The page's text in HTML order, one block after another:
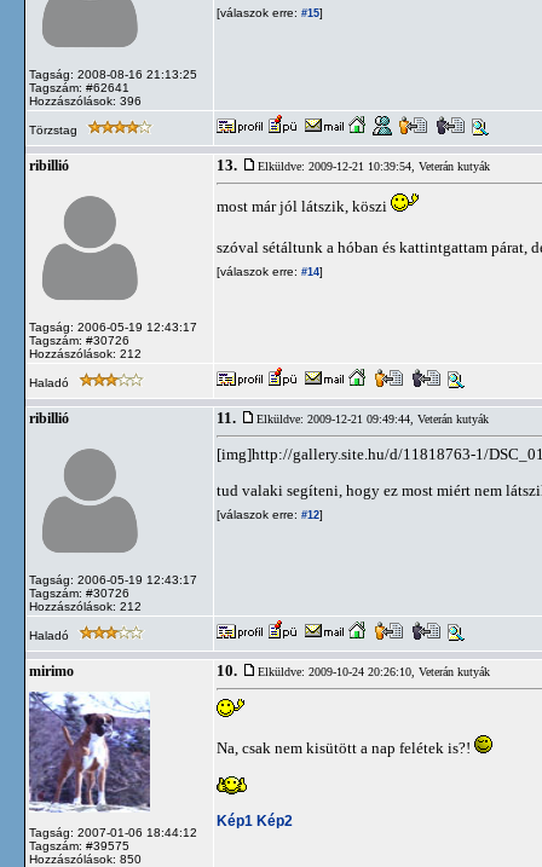
Tagság: 2008-08-16 21:13:25
Tagszám: #62641
Hozzászólások: 396
[válaszok erre: #15]
Törzstag
ribillió
Tagság: 2006-05-19 12:43:17
Tagszám: #30726
Hozzászólások: 212
13. Elküldve: 2009-12-21 10:39:54, Veterán kutyák
most már jól látszik, köszi
szóval sétáltunk a hóban és kattintgattam párat,
[válaszok erre: #14]
Haladó
ribillió
Tagság: 2006-05-19 12:43:17
Tagszám: #30726
Hozzászólások: 212
11. Elküldve: 2009-12-21 09:49:44, Veterán kutyák
[img]http://gallery.site.hu/d/11818763-1/
tud valaki segíteni, hogy ez most miért nem
[válaszok erre: #12]
Haladó
mirimo
Tagság: 2007-01-06 18:44:12
Tagszám: #39575
Hozzászólások: 850
10. Elküldve: 2009-10-24 20:26:10, Veterán kutyák
Na, csak nem kisütött a nap felétek is?!
Kép1 Kép2